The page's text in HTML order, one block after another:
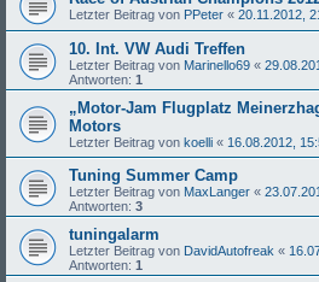
Letzter Beitrag von PPeter « 20.11.2012,
10. Int. VW Audi Treffen
Letzter Beitrag von Marinello69 «
Antworten: 1
„Motor-Jam Flugplatz
Motors
Letzter Beitrag von koelli « 16.08.2012,
Tuning Summer Camp
Letzter Beitrag von MaxLanger «
Antworten: 3
tuningalarm
Letzter Beitrag von DavidAutofreak «
Antworten: 1